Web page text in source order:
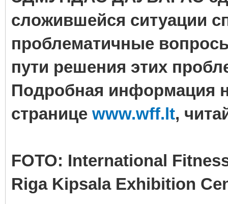
сложившейся ситуации
проблематичные
пути решения этих
Подробная информация
странице www.wff.lt,
FOTO: International
Riga Kipsala Exhibition